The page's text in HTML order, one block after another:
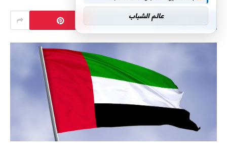
عالم الشباب